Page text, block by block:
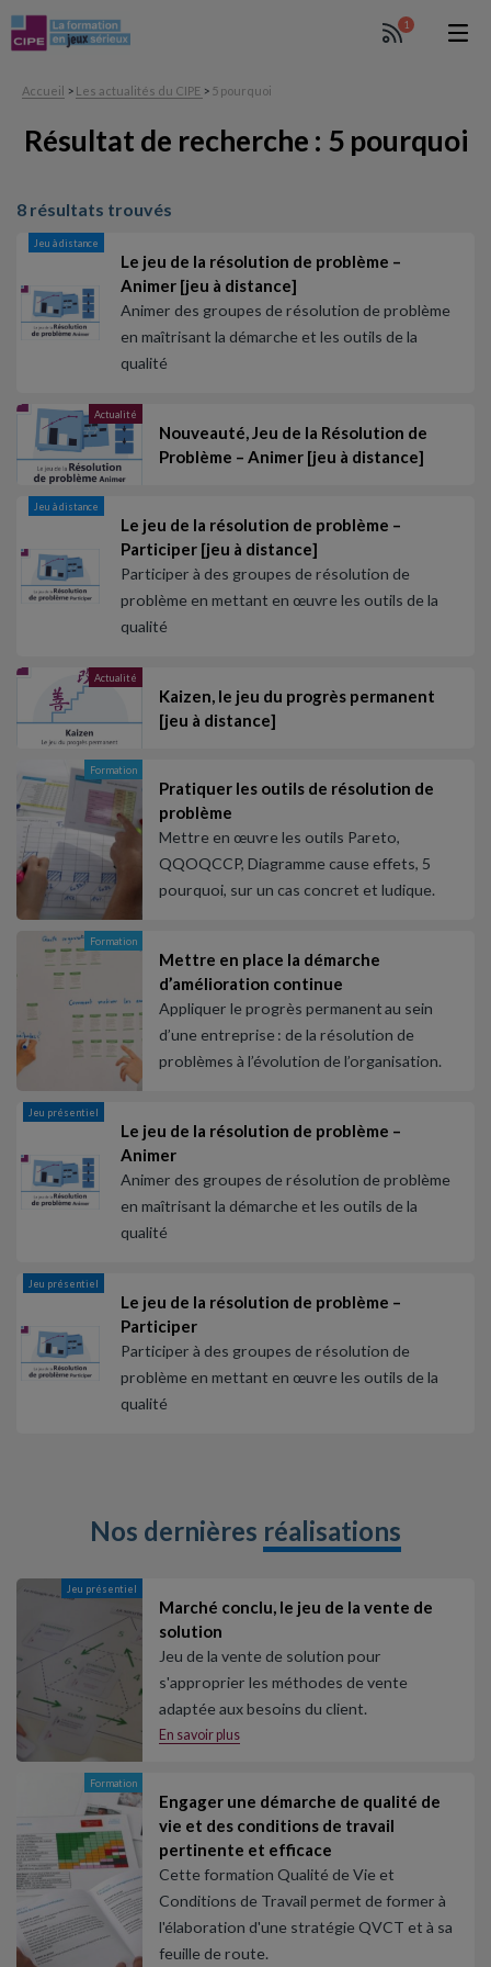
1
Accueil > Les actualités du CIPE > 5 pourquoi
Résultat de recherche : 5 pourquoi
8 résultats trouvés
Jeu à distance
Le jeu de la résolution de problème –
Animer [jeu à distance]
Animer des groupes de résolution de problème
en maîtrisant la démarche et les outils de la
qualité
Actualité
Nouveauté, Jeu de la Résolution de
Problème – Animer [jeu à distance]
Jeu à distance
Le jeu de la résolution de problème –
Participer [jeu à distance]
Participer à des groupes de résolution de
problème en mettant en œuvre les outils de la
qualité
Actualité
Kaizen, le jeu du progrès permanent
[jeu à distance]
Formation
Pratiquer les outils de résolution de
problème
Mettre en œuvre les outils Pareto,
QQOQCCP, Diagramme cause effets, 5
pourquoi, sur un cas concret et ludique.
Formation
Mettre en place la démarche
d’amélioration continue
Appliquer le progrès permanent au sein
d’une entreprise : de la résolution de
problèmes à l’évolution de l’organisation.
Jeu présentiel
Le jeu de la résolution de problème –
Animer
Animer des groupes de résolution de problème
en maîtrisant la démarche et les outils de la
qualité
Jeu présentiel
Le jeu de la résolution de problème –
Participer
Participer à des groupes de résolution de
problème en mettant en œuvre les outils de la
qualité
Nos dernières réalisations
Jeu présentiel
Marché conclu, le jeu de la vente de
solution
Jeu de la vente de solution pour
s'approprier les méthodes de vente
adaptée aux besoins du client.
En savoir plus
Formation
Engager une démarche de qualité de
vie et des conditions de travail
pertinente et efficace
Cette formation Qualité de Vie et
Conditions de Travail permet de former à
l'élaboration d'une stratégie QVCT et à sa
feuille de route.